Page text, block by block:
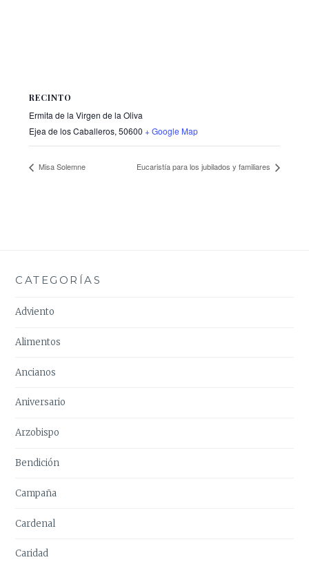
RECINTO
Ermita de la Virgen de la Oliva
Ejea de los Caballeros, 50600 + Google Map
Misa Solemne Eucaristía para los jubilados y familiares
CATEGORÍAS
Adviento
Alimentos
Ancianos
Aniversario
Arzobispo
Bendición
Campaña
Cardenal
Caridad